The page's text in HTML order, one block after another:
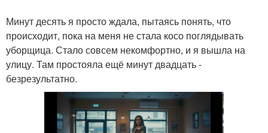
Минут десять я просто ждала, пытаясь понять, что
происходит, пока на меня не стала косо поглядывать
уборщица. Стало совсем некомфортно, и я вышла на
улицу. Там простояла ещё минут двадцать -
безрезультатно.